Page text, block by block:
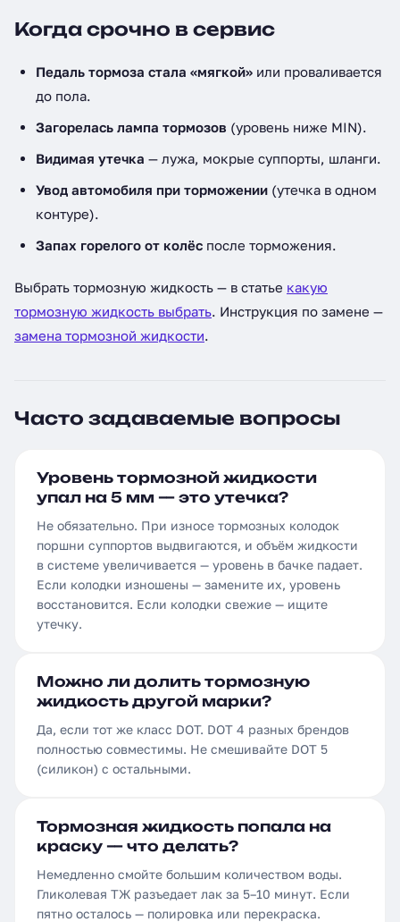
Когда срочно в сервис
Педаль тормоза стала «мягкой» или проваливается
до пола.
Загорелась лампа тормозов (уровень ниже MIN).
Видимая утечка — лужа, мокрые суппорты, шланги.
Увод автомобиля при торможении (утечка в одном
контуре).
Запах горелого от колёс после торможения.
Выбрать тормозную жидкость — в статье какую
тормозную жидкость выбрать. Инструкция по замене —
замена тормозной жидкости.
Часто задаваемые вопросы
Уровень тормозной жидкости
упал на 5 мм — это утечка?
Не обязательно. При износе тормозных колодок
поршни суппортов выдвигаются, и объём жидкости
в системе увеличивается — уровень в бачке падает.
Если колодки изношены — замените их, уровень
восстановится. Если колодки свежие — ищите
утечку.
Можно ли долить тормозную
жидкость другой марки?
Да, если тот же класс DOT. DOT 4 разных брендов
полностью совместимы. Не смешивайте DOT 5
(силикон) с остальными.
Тормозная жидкость попала на
краску — что делать?
Немедленно смойте большим количеством воды.
Гликолевая ТЖ разъедает лак за 5–10 минут. Если
пятно осталось — полировка или перекраска.